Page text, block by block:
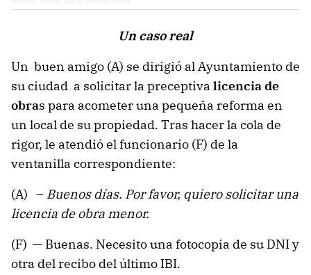
Un caso real
Un buen amigo (A) se dirigió al Ayuntamiento de
su ciudad a solicitar la preceptiva licencia de
obras para acometer una pequeña reforma en
un local de su propiedad. Tras hacer la cola de
rigor, le atendió el funcionario (F) de la
ventanilla correspondiente:
(A) – Buenos días. Por favor, quiero solicitar una
licencia de obra menor.
(F) — Buenas. Necesito una fotocopia de su DNI y
otra del recibo del último IBI.